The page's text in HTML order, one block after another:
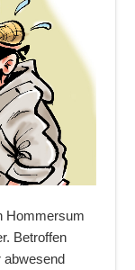
Hommersum
Betroffen
abwesend